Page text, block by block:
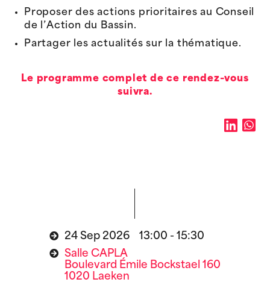
Proposer des actions prioritaires au Conseil
de l’Action du Bassin.
Partager les actualités sur la thématique.
Le programme complet de ce rendez-vous
suivra.
24 Sep 2026 13:00 - 15:30
Salle CAPLA
Boulevard Émile Bockstael 160
1020 Laeken